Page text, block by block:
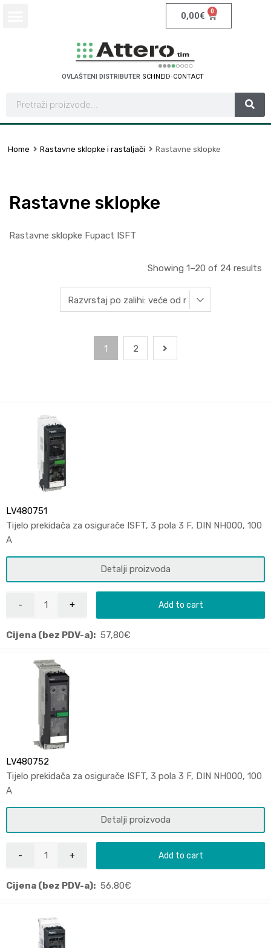
0,00€ 0
OVLAŠTENI DISTRIBUTER SCHNEIDER ELECTRI
Home Rastavne sklopke i rastaljači Rastavne sklopke
Rastavne sklopke
Rastavne sklopke Fupact ISFT
Showing 1–20 of 24 results
1 2
LV480751
Tijelo prekidača za osigurače ISFT, 3 pola 3 F, DIN NH000, 100
A
Detalji proizvoda
Add to cart
Cijena (bez PDV-a): 57,80€
LV480752
Tijelo prekidača za osigurače ISFT, 3 pola 3 F, DIN NH000, 100
A
Detalji proizvoda
Add to cart
Cijena (bez PDV-a): 56,80€